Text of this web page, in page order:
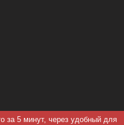
за 5 минут, через удобный для